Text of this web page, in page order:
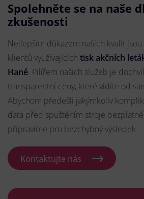
Spolehněte se na naše
zkušenosti
Nejlepším důkazem našich kvalit
klientů využívajících tisk akčních
Hané. Pilířem našich služeb je
transparentní ceny, které vidíte od
Abychom předešli jakýmkoliv
data před spuštěním stroje
připravíme pro bezchybný výsledek.
Kontaktujte nás